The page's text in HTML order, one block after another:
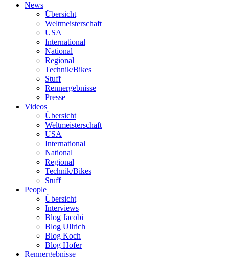
News
Übersicht
Weltmeisterschaft
USA
International
National
Regional
Technik/Bikes
Stuff
Rennergebnisse
Presse
Videos
Übersicht
Weltmeisterschaft
USA
International
National
Regional
Technik/Bikes
Stuff
People
Übersicht
Interviews
Blog Jacobi
Blog Ullrich
Blog Koch
Blog Hofer
Rennergebnisse